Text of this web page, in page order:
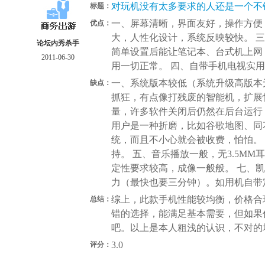
论坛内秀杀手
2011-06-30
标题： 对玩机没有太多要求的人还是一个
优点： 一、屏幕清晰，界面友好，操作方
大，人性化设计，系统反映较快。
简单设置后能让笔记本、台式机上
用一切正常。 四、自带手机电视实
缺点： 一、系统版本较低（系统升级高版
抓狂，有点像打残废的智能机，扩
量，许多软件关闭后仍然在后台运
用户是一种折磨，比如谷歌地图、
统，而且不小心就会被收费，怕怕
持。 五、音乐播放一般，无3.5MM
定性要求较高，成像一般般。 七、
力（最快也要三分钟）。如用机自
总结： 综上，此款手机性能较均衡，价格
错的选择，能满足基本需要，但如
吧。以上是本人粗浅的认识，不对
评分： 3.0